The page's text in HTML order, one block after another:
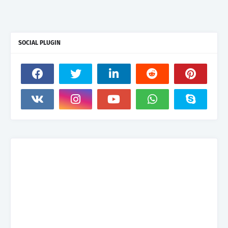
SOCIAL PLUGIN